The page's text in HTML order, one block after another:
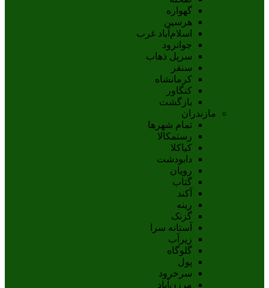
گهواره
هرسین
اسلام‌‌آباد غرب
جوانرود
سرپل ذهاب
سنقر
کرمانشاه
کنگاور
بازگشت
مازندران
تمام شهر‌ها
رستمکالا
کیاکلا
دابودشت
رویان
گتاب
آکند
رینه
گزنک
آستانه سرا
زیرآب
گلوگاه
پول
سرخرود
مرزن‌آباد